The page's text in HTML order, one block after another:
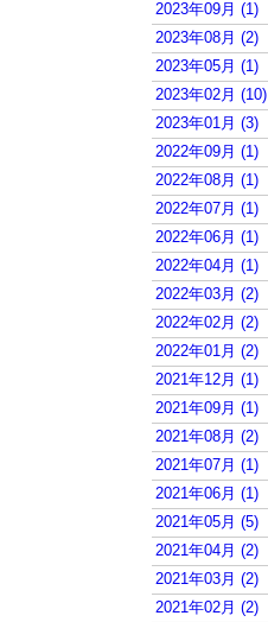
2023年09月 (1)
2023年08月 (2)
2023年05月 (1)
2023年02月 (10)
2023年01月 (3)
2022年09月 (1)
2022年08月 (1)
2022年07月 (1)
2022年06月 (1)
2022年04月 (1)
2022年03月 (2)
2022年02月 (2)
2022年01月 (2)
2021年12月 (1)
2021年09月 (1)
2021年08月 (2)
2021年07月 (1)
2021年06月 (1)
2021年05月 (5)
2021年04月 (2)
2021年03月 (2)
2021年02月 (2)